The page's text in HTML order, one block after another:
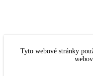
Tyto webové stránky